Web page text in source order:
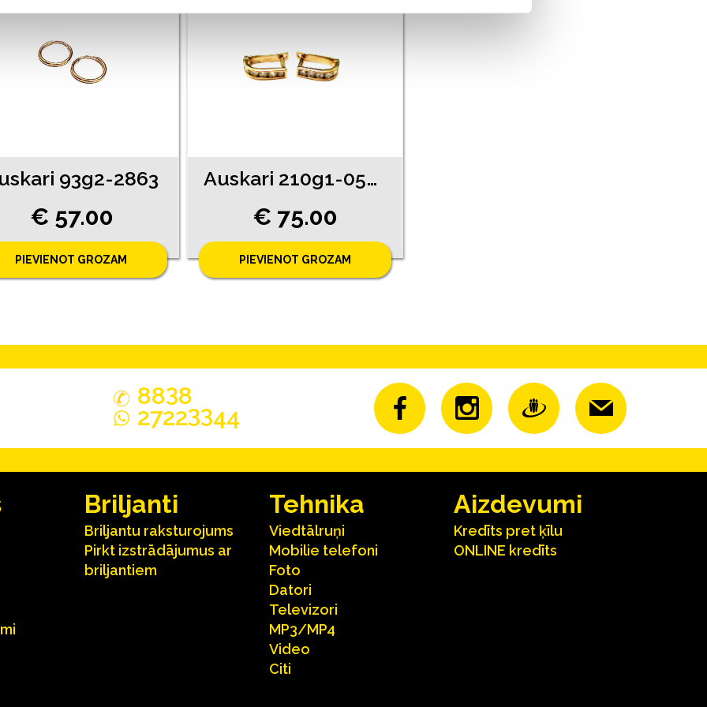
93g2-2863
€ 57.00
PIEVIENOT GROZAM
Auskari 210g1-0563
€ 75.00
PIEVIENOT GROZAM
8838
27223344
Briljanti
Briljantu raksturojums
Pirkt izstrādājumus ar
briljantiem
Tehnika
Viedtālruņi
Mobilie telefoni
Foto
Datori
Televizori
MP3/MP4
Video
Citi
Aizdevumi
Kredīts pret ķīlu
ONLINE kredīts